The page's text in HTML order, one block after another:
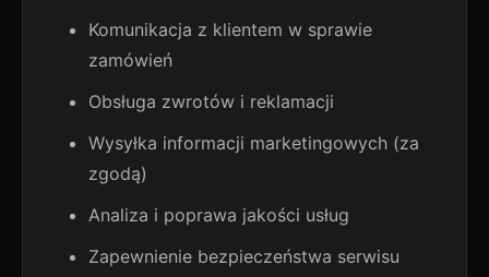
Komunikacja z klientem w sprawie
zamówień
Obsługa zwrotów i reklamacji
Wysyłka informacji marketingowych (za
zgodą)
Analiza i poprawa jakości usług
Zapewnienie bezpieczeństwa serwisu